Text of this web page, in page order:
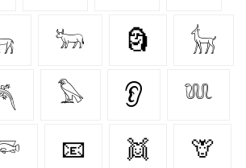
𓃽 🗿 𓃴
𓅃 👂 𓆚
📧 👯 🦒